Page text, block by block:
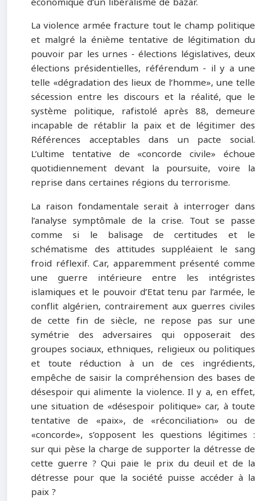
La violence armée fracture tout le champ politique
et malgré la énième tentative de légitimation du
pouvoir par les urnes - élections législatives, deux
élections présidentielles, référendum - il y a une
telle «dégradation des lieux de l’homme», une telle
sécession entre les discours et la réalité, que le
système politique, rafistolé après 88, demeure
incapable de rétablir la paix et de légitimer des
Références acceptables dans un pacte social.
L’ultime tentative de «concorde civile» échoue
quotidiennement devant la poursuite, voire la
reprise dans certaines régions du terrorisme.
La raison fondamentale serait à interroger dans
l’analyse symptômale de la crise. Tout se passe
comme si le balisage de certitudes et le
schématisme des attitudes suppléaient le sang
froid réflexif. Car, apparemment présenté comme
une guerre intérieure entre les intégristes
islamiques et le pouvoir d’Etat tenu par l’armée, le
conflit algérien, contrairement aux guerres civiles
de cette fin de siècle, ne repose pas sur une
symétrie des adversaires qui opposerait des
groupes sociaux, ethniques, religieux ou politiques
et toute réduction à un de ces ingrédients,
empêche de saisir la compréhension des bases de
désespoir qui alimente la violence. Il y a, en effet,
une situation de «désespoir politique» car, à toute
tentative de «paix», de «réconciliation» ou de
«concorde», s’opposent les questions légitimes :
sur qui pèse la charge de supporter la détresse de
cette guerre ? Qui paie le prix du deuil et de la
détresse pour que la société puisse accéder à la
paix ?